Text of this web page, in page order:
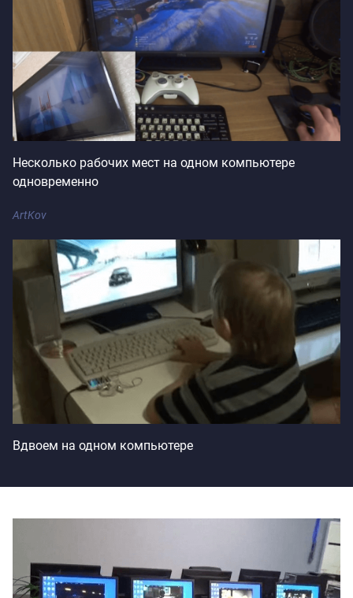
Несколько рабочих мест на одном компьютере
одновременно
ArtKov
Вдвоем на одном компьютере